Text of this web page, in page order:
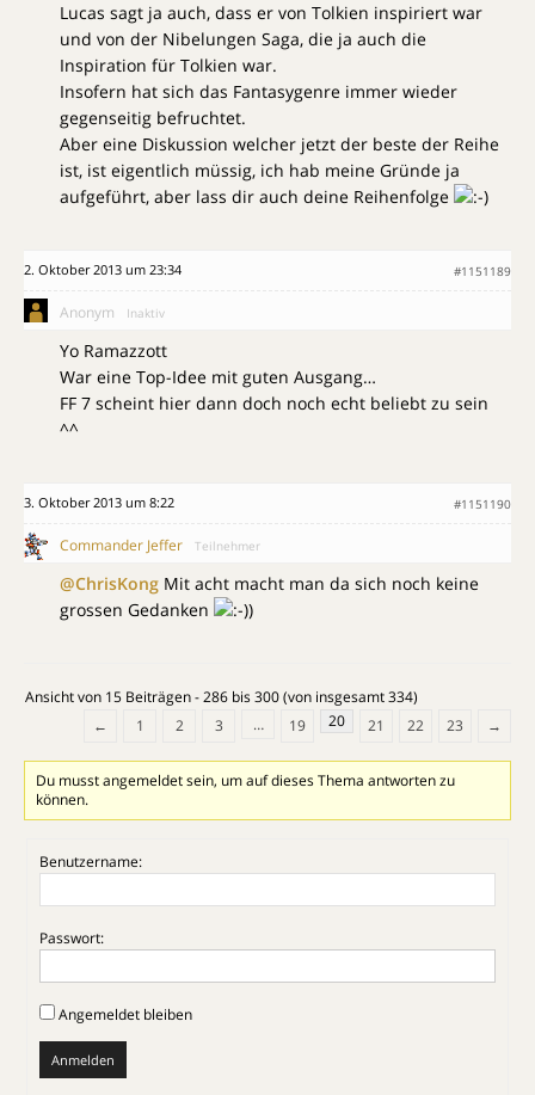
Lucas sagt ja auch, dass er von Tolkien inspiriert war
und von der Nibelungen Saga, die ja auch die
Inspiration für Tolkien war.
Insofern hat sich das Fantasygenre immer wieder
gegenseitig befruchtet.
Aber eine Diskussion welcher jetzt der beste der Reihe
ist, ist eigentlich müssig, ich hab meine Gründe ja
aufgeführt, aber lass dir auch deine Reihenfolge
2. Oktober 2013 um 23:34 #1151189
Anonym Inaktiv
Yo Ramazzott
War eine Top-Idee mit guten Ausgang…
FF 7 scheint hier dann doch noch echt beliebt zu sein
^^
3. Oktober 2013 um 8:22 #1151190
Commander Jeffer Teilnehmer
@ChrisKong Mit acht macht man da sich noch keine
grossen Gedanken
)
Ansicht von 15 Beiträgen - 286 bis 300 (von insgesamt 334)
←
1 2 3 … 19 20 21 22 23 →
Du musst angemeldet sein, um auf dieses Thema antworten zu
können.
Benutzername:
Passwort:
Angemeldet bleiben
Anmelden